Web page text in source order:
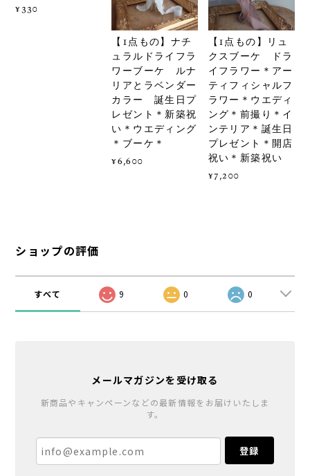
¥330
【1点もの】ナチ
ュラルドライフラ
ワーブーケ ルナ
リアとラベンダー
カラー 誕生日プ
レゼント＊新築祝
い＊ウエディング
＊ブーケ＊
¥6,600
【1点もの】リュ
クスブーケ ドラ
イフラワー＊アー
ティフィシャルフ
ラワー＊ウエディ
ング＊前撮り＊イ
ンテリア＊誕生日
プレゼント＊開店
祝い＊新築祝い
¥7,200
ショップの評価
すべて 9 0 0
メールマガジンを受け取る
新商品やキャンペーンなどの最新情報をお届けいたしま
す。
登録